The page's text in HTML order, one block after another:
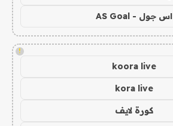
اس جول - AS Goal
!
koora live
kora live
كورة لايف